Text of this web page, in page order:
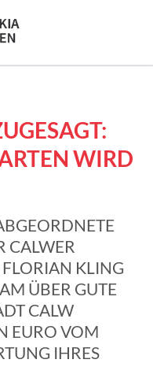
WIRD
CALWER
KLING
ÜBER GUTE
CALW
EURO VOM
IHRES